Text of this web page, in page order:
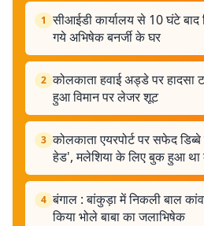
1 सीआईडी ​​कार्यालय से 10 घंटे
गये अभिषेक बनर्जी के घर
2 कोलकाता हवाई अड्डे पर
हुआ विमान पर लेजर शूट
3 कोलकाता एयरपोर्ट पर सफेद
हेड', मलेशिया के लिए बुक हुआ था
4 बंगाल : बांकुड़ा में निकली बाल
किया भोले बाबा का जलाभिषेक